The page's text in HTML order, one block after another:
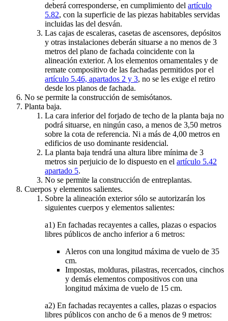
deberá corresponderse, en cumplimiento del artículo
5.82, con la superficie de las piezas habitables servidas
incluidas las del desván.
Las cajas de escaleras, casetas de ascensores, depósitos
y otras instalaciones deberán situarse a no menos de 3
metros del plano de fachada coincidente con la
alineación exterior. A los elementos ornamentales y de
remate compositivo de las fachadas permitidos por el
artículo 5.46, apartados 2 y 3, no se les exige el retiro
desde los planos de fachada.
No se permite la construcción de semisótanos.
Planta baja.
La cara inferior del forjado de techo de la planta baja no
podrá situarse, en ningún caso, a menos de 3,50 metros
sobre la cota de referencia. Ni a más de 4,00 metros en
edificios de uso dominante residencial.
La planta baja tendrá una altura libre mínima de 3
metros sin perjuicio de lo dispuesto en el artículo 5.42
apartado 5.
No se permite la construcción de entreplantas.
Cuerpos y elementos salientes.
Sobre la alineación exterior sólo se autorizarán los
siguientes cuerpos y elementos salientes:
a1) En fachadas recayentes a calles, plazas o espacios
libres públicos de ancho inferior a 6 metros:
Aleros con una longitud máxima de vuelo de 35
cm.
Impostas, molduras, pilastras, recercados, cinchos
y demás elementos compositivos con una
longitud máxima de vuelo de 15 cm.
a2) En fachadas recayentes a calles, plazas o espacios
libres públicos con ancho de 6 a menos de 9 metros: